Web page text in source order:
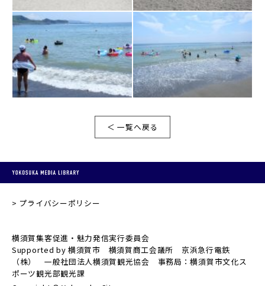
＜ 一覧へ戻る
プライバシーポリシー
横須賀集客促進・魅力発信実行委員会
Supported by 横須賀市 横須賀商工会議所 京浜急行電鉄
（株） 一般社団法人横須賀観光協会 事務局：横須賀市文化ス
ポーツ観光部観光課